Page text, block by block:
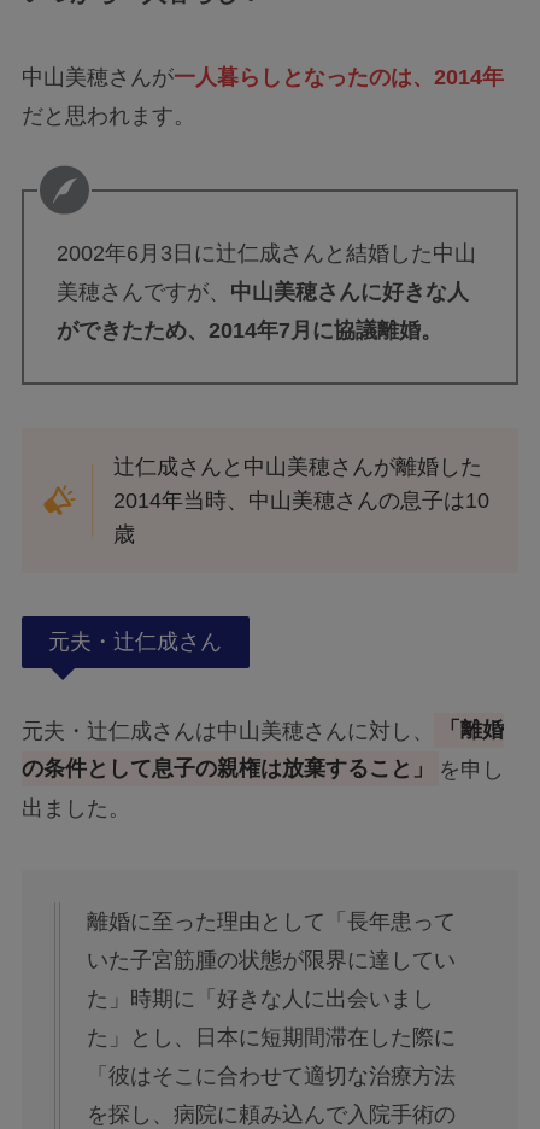
中山美穂さんが一人暮らしとなったのは、2014年
だと思われます。
2002年6月3日に辻仁成さんと結婚した中山
美穂さんですが、 中山美穂さんに好きな人
ができたため、2014年7月に協議離婚。
辻仁成さんと中山美穂さんが離婚した
2014年当時、中山美穂さんの息子は10
歳
元夫・辻仁成さん
元夫・辻仁成さんは中山美穂さんに対し、
「離婚
の条件として息子の親権は放棄すること」
を申し
出ました。
離婚に至った理由として「長年患って
いた子宮筋腫の状態が限界に達してい
た」時期に「好きな人に出会いまし
た」とし、日本に短期間滞在した際に
「彼はそこに合わせて適切な治療方法
を探し、病院に頼み込んで入院手術の